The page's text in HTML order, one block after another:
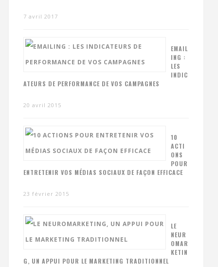
7 avril 2017
EMAIL
ING :
LES
INDIC
ATEURS DE PERFORMANCE DE VOS CAMPAGNES
20 avril 2015
10
ACTI
ONS
POUR
ENTRETENIR VOS MÉDIAS SOCIAUX DE FAÇON EFFICACE
23 février 2015
LE
NEUR
OMAR
KETIN
G, UN APPUI POUR LE MARKETING TRADITIONNEL